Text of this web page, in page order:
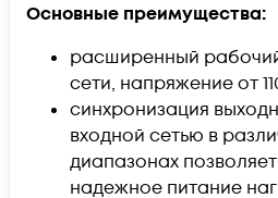
Основные преимущества:
расширенный
сети, напряжение от
синхронизация
входной сетью в
диапазонах
надежное питание